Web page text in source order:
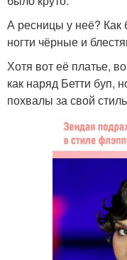
А ресницы у неё? Как
ногти чёрные и
Хотя вот её платье,
как наряд Бетти буп,
похвалы за свой